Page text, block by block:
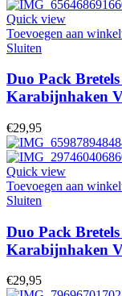
Quick view
Toevoegen aan
Sluiten
Duo Pack
Karabijnhaken
€29,95
Quick view
Toevoegen aan
Sluiten
Duo Pack
Karabijnhaken
€29,95